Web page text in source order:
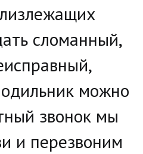
сломанный,
можно
звонок мы
и перезвоним